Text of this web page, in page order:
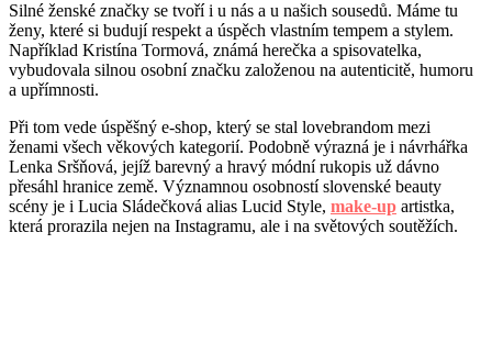
Silné ženské značky se tvoří i u nás a u našich sousedů. Máme tu
ženy, které si budují respekt a úspěch vlastním tempem a stylem.
Například Kristína Tormová, známá herečka a spisovatelka,
vybudovala silnou osobní značku založenou na autenticitě, humoru
a upřímnosti.
Při tom vede úspěšný e-shop, který se stal lovebrandom mezi
ženami všech věkových kategorií. Podobně výrazná je i návrhářka
Lenka Sršňová, jejíž barevný a hravý módní rukopis už dávno
přesáhl hranice země. Významnou osobností slovenské beauty
scény je i Lucia Sládečková alias Lucid Style, make-up artistka,
která prorazila nejen na Instagramu, ale i na světových soutěžích.